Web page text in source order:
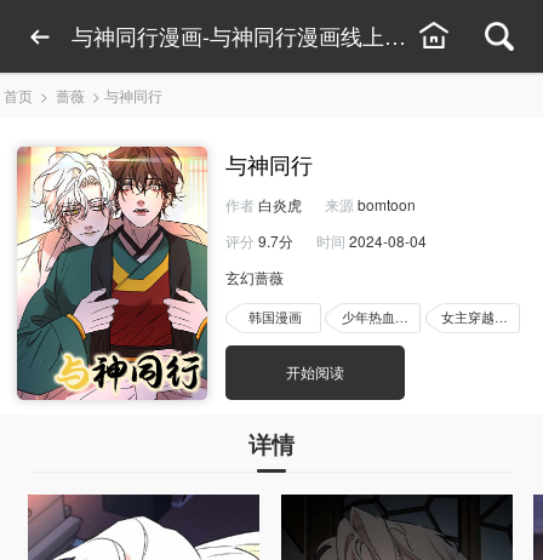
与神同行漫画-与神同行漫画线上看-与神同行漫
首页 > 蔷薇 > 与神同行
与神同行
作者 白炎虎 来源 bomtoon
评分 9.7分 时间 2024-08-04
玄幻蔷薇
韩国漫画 少年热血漫画 女主穿越漫画
开始阅读
详情